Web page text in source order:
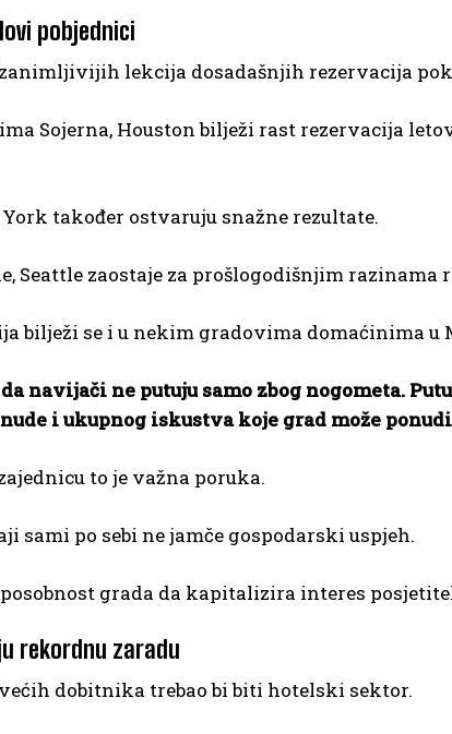
pobjednici
lekcija dosadašnjih rezervacija
Sojerna, Houston bilježi rast rezervacija
također ostvaruju snažne rezultate.
Seattle zaostaje za prošlogodišnjim razinama
bilježi se i u nekim gradovima domaćinima u
navijači ne putuju samo zbog nogometa.
i ukupnog iskustva koje grad može
to je važna poruka.
sami po sebi ne jamče gospodarski uspjeh.
grada da kapitalizira interes
rekordnu zaradu
dobitnika trebao bi biti hotelski sektor.